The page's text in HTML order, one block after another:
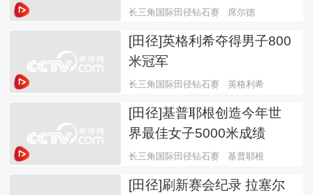
冠军
长三角国际田径钻石赛 席尔德
[田径]英格利希夺得男子800
米冠军
长三角国际田径钻石赛 英格利希
[田径]基普耶根创造今年世
界最佳女子5000米成绩
长三角国际田径钻石赛 基普耶根
[田径]刷新赛会纪录 拉塞尔